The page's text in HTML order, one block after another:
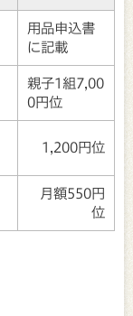
用品申込書
に記載
親子1組7,00
0円位
1,200円位
月額550円
位